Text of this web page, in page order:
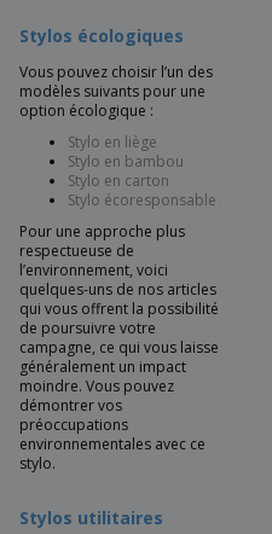
Stylos écologiques
Vous pouvez choisir l’un des
modèles suivants pour une
option écologique :
Stylo en liège
Stylo en bambou
Stylo en carton
Stylo écoresponsable
Pour une approche plus
respectueuse de
l’environnement, voici
quelques-uns de nos articles
qui vous offrent la possibilité
de poursuivre votre
campagne, ce qui vous laisse
généralement un impact
moindre. Vous pouvez
démontrer vos
préoccupations
environnementales avec ce
stylo.
Stylos utilitaires